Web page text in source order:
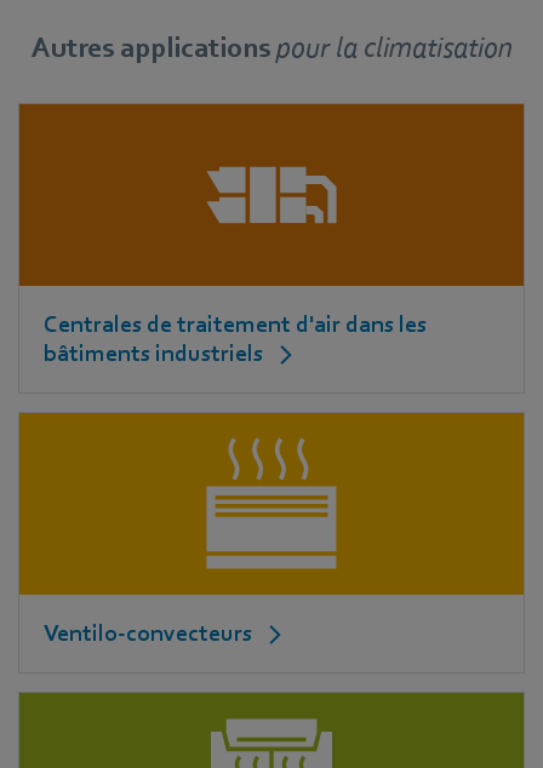
Autres applicationspourla climatisation
Centrales de traitement d'air dans les
bâtiments industriels
Ventilo-convecteurs